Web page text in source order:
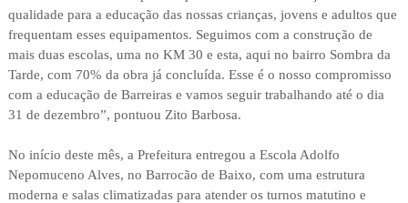
qualidade para a educação das nossas crianças, jovens e adultos que
frequentam esses equipamentos. Seguimos com a construção de
mais duas escolas, uma no KM 30 e esta, aqui no bairro Sombra da
Tarde, com 70% da obra já concluída. Esse é o nosso compromisso
com a educação de Barreiras e vamos seguir trabalhando até o dia
31 de dezembro”, pontuou Zito Barbosa.
No início deste mês, a Prefeitura entregou a Escola Adolfo
Nepomuceno Alves, no Barrocão de Baixo, com uma estrutura
moderna e salas climatizadas para atender os turnos matutino e